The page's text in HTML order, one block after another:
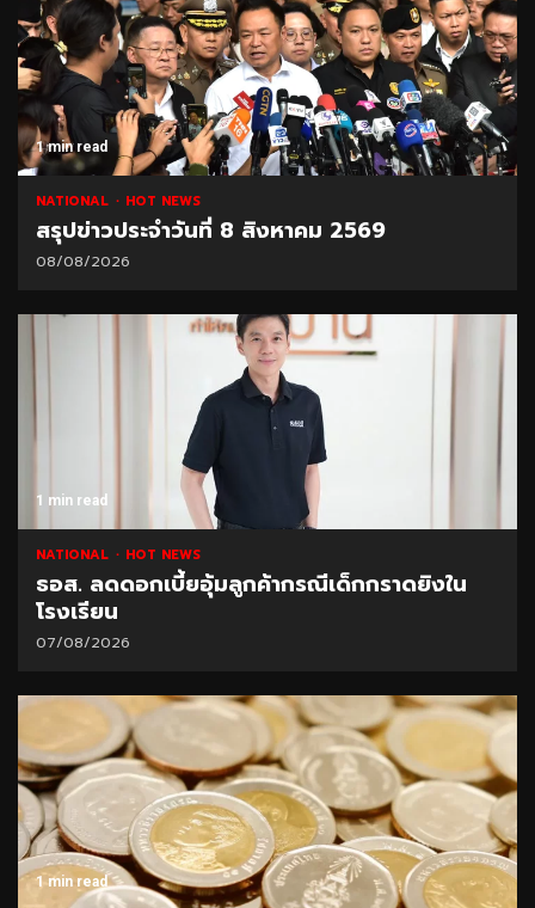
1 min read
NATIONAL HOT NEWS
สรุปข่าวประจำวันที่ 8 สิงหาคม 2569
08/08/2026
1 min read
NATIONAL HOT NEWS
ธอส. ลดดอกเบี้ยอุ้มลูกค้ากรณีเด็กกราดยิงใน
โรงเรียน
07/08/2026
1 min read